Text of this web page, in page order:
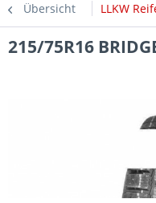
Übersicht LLKW
215/75R16